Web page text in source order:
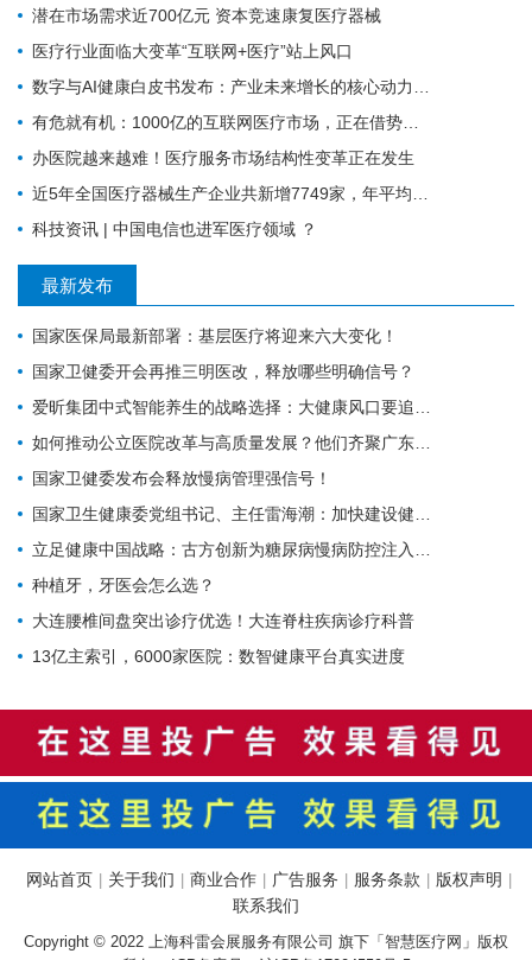
潜在市场需求近700亿元 资本竞速康复医疗器械
医疗行业面临大变革“互联网+医疗”站上风口
数字与AI健康白皮书发布：产业未来增长的核心动力，引领竞争格局
有危就有机：1000亿的互联网医疗市场，正在借势破局
办医院越来越难！医疗服务市场结构性变革正在发生
近5年全国医疗器械生产企业共新增7749家，年平均增长1550家
科技资讯 | 中国电信也进军医疗领域 ？
最新发布
国家医保局最新部署：基层医疗将迎来六大变化！
国家卫健委开会再推三明医改，释放哪些明确信号？
爱昕集团中式智能养生的战略选择：大健康风口要追，赋能产业的根基要扎
如何推动公立医院改革与高质量发展？他们齐聚广东为9个地市出谋划策→
国家卫健委发布会释放慢病管理强信号！
国家卫生健康委党组书记、主任雷海潮：加快建设健康中国
立足健康中国战略：古方创新为糖尿病慢病防控注入中医药力量
种植牙，牙医会怎么选？
大连腰椎间盘突出诊疗优选！大连脊柱疾病诊疗科普
13亿主索引，6000家医院：数智健康平台真实进度
网站首页 关于我们 商业合作 广告服务 服务条款 版权声明
联系我们
Copyright © 2022 上海科雷会展服务有限公司 旗下「智慧医疗网」版权